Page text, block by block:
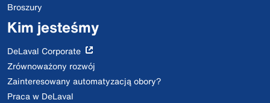
Broszury
Kim jesteśmy
DeLaval Corporate
Zrównoważony rozwój
Zainteresowany automatyzacją obory?
Praca w DeLaval